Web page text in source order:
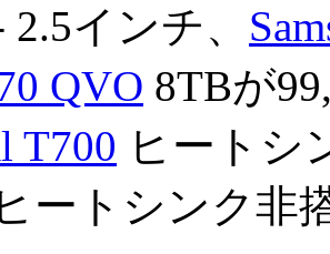
2.5インチ、
QVO 8TBが
T700 ヒートシ
ートシンク非